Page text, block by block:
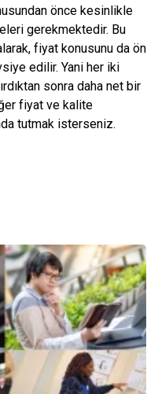
önce kesinlikle
gerekmektedir. Bu
fiyat konusunu da ön
edilir. Yani her iki
sonra daha net bir
fiyat ve kalite
tutmak isterseniz.